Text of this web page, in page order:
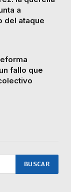
a
del ataque
fallo que